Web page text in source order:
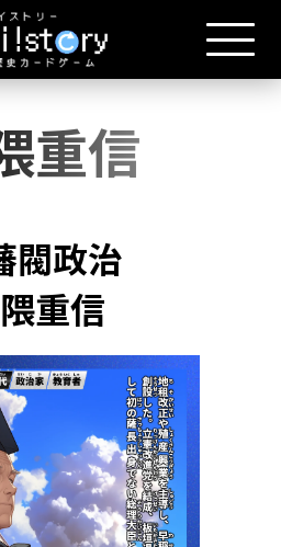
重信
閥政治
重信